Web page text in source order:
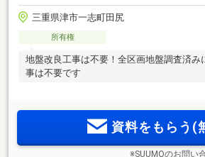
三重県津市一志町田尻
所有権
地盤改良工事は不要！全区画地盤調査済み
事は不要です
資料をもらう(
※SUUMOのお問い